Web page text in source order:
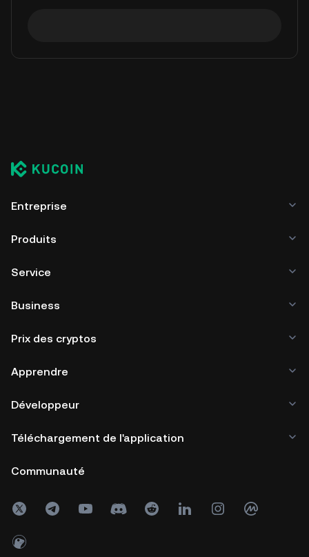
Entreprise
Produits
Service
Business
Prix des cryptos
Apprendre
Développeur
Téléchargement de l'application
Communauté